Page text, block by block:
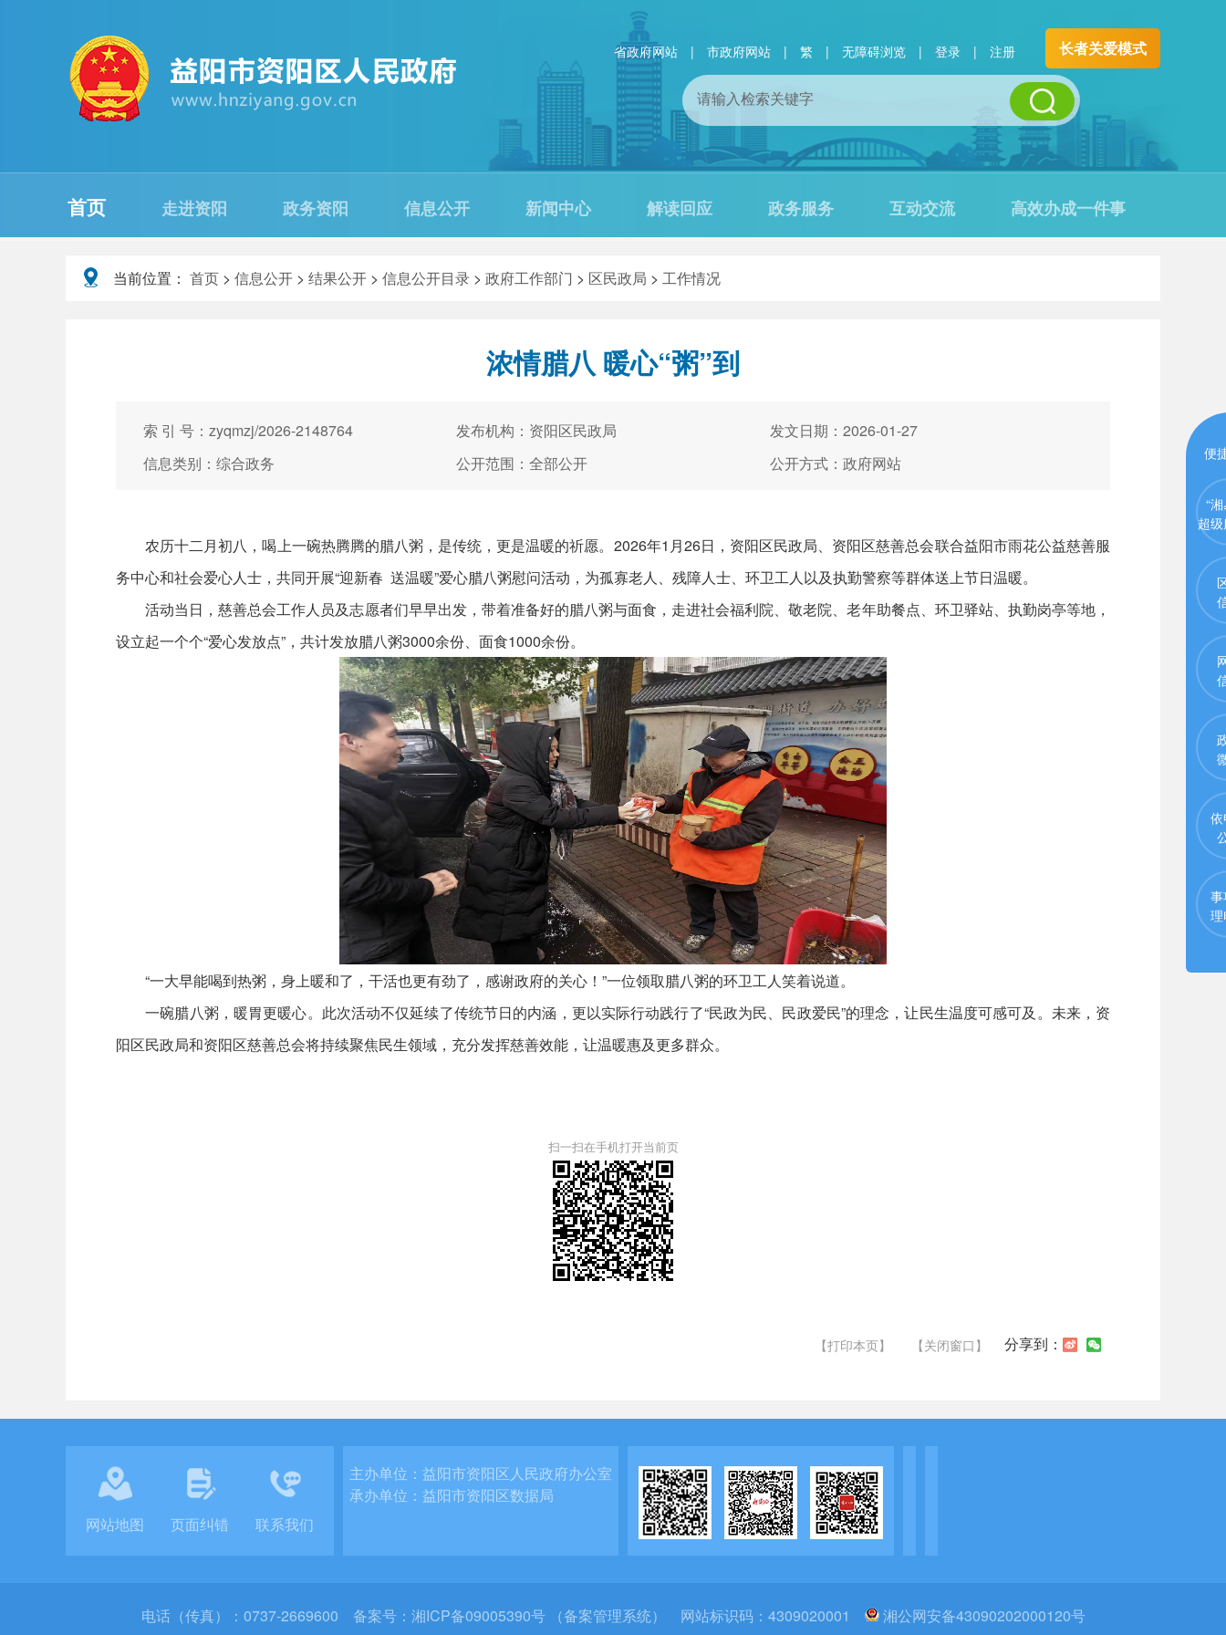
省政府网站 | 市政府网站 | 繁 | 无障碍浏览 | 登录 | 注册 长者关爱模式
首页 走进资阳 政务资阳 信息公开 新闻中心 解读回应 政务服务 互动交流 高效办成一件事
当前位置： 首页 > 信息公开 > 结果公开 > 信息公开目录 > 政府工作部门 > 区民政局 > 工作情况
浓情腊八 暖心“粥”到
索 引 号：zyqmzj/2026-2148764 发布机构：资阳区民政局
发文日期：2026-01-27
信息类别：综合政务
公开范围：全部公开 公开方式：政府网站
农历十二月初八，喝上一碗热腾腾的腊八粥，是传统，更是温暖的祈愿。2026年1月26日，资阳区民政局、资阳区慈善总会联合益阳市雨花公益慈善服
务中心和社会爱心人士，共同开展“迎新春 送温暖”爱心腊八粥慰问活动，为孤寡老人、残障人士、环卫工人以及执勤警察等群体送上节日温暖。
活动当日，慈善总会工作人员及志愿者们早早出发，带着准备好的腊八粥与面食，走进社会福利院、敬老院、老年助餐点、环卫驿站、执勤岗亭等地，
设立起一个个“爱心发放点”，共计发放腊八粥3000余份、面食1000余份。
“一大早能喝到热粥，身上暖和了，干活也更有劲了，感谢政府的关心！”一位领取腊八粥的环卫工人笑着说道。
一碗腊八粥，暖胃更暖心。此次活动不仅延续了传统节日的内涵，更以实际行动践行了“民政为民、民政爱民”的理念，让民生温度可感可及。未来，资
阳区民政局和资阳区慈善总会将持续聚焦民生领域，充分发挥慈善效能，让温暖惠及更多群众。
扫一扫在手机打开当前页
【打印本页】 【关闭窗口】 分享到：
便
“
超
网站地图 页面纠错 联系我们
主办单位：益阳市资阳区人民政府办公室
承办单位：益阳市资阳区数据局
电话（传真）：0737-2669600 备案号： 湘ICP备09005390号 （备案管理系统） 网站标识码：4309020001 湘公网安备43090202000120号